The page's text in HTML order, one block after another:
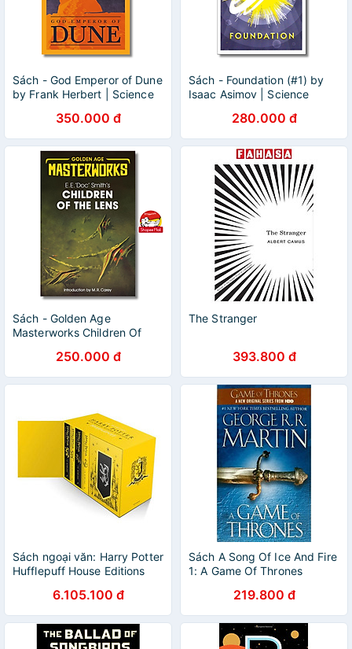
Sách - God Emperor of Dune
by Frank Herbert | Science
Nhập khẩu UK350.000 đ
Sách - Foundation (#1) by
Isaac Asimov | Science
Viễn tưởng Nhập khẩu
280.000 đ
Sách - Golden Age
Masterworks Children Of
Smith - Sách Văn Học Gỉa
Tưởng, Tiếng Anh
250.000 đ
The Stranger
393.800 đ
Sách ngoại văn: Harry Potter
Hufflepuff House Editions
6.105.100 đ
Sách A Song Of Ice And Fire
1: A Game Of Thrones
219.800 đ